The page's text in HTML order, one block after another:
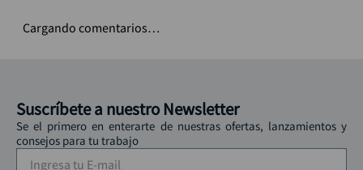
Cargando comentarios…
Suscríbete a nuestro Newsletter
Se el primero en enterarte de nuestras ofertas, lanzamientos y
consejos para tu trabajo